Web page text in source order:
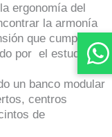
ergonomía del
la armonía
que cumple el
por el estudio de
un banco modular
centros
de